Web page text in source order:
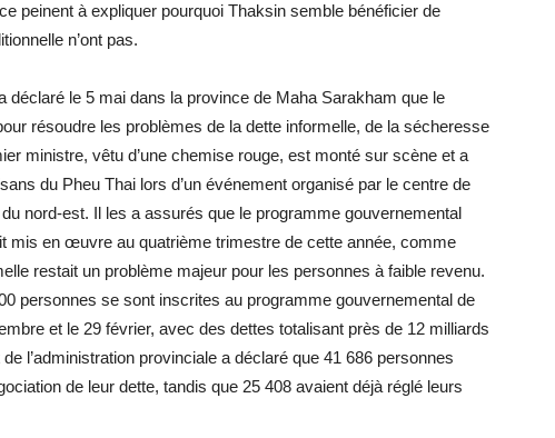
peinent à expliquer pourquoi Thaksin semble bénéficier de
n’ont pas.
déclaré le 5 mai dans la province de Maha Sarakham que le
résoudre les problèmes de la dette informelle, de la sécheresse
ministre, vêtu d’une chemise rouge, est monté sur scène et a
du Pheu Thai lors d’un événement organisé par le centre de
nord-est. Il les a assurés que le programme gouvernemental
mis en œuvre au quatrième trimestre de cette année, comme
restait un problème majeur pour les personnes à faible revenu.
personnes se sont inscrites au programme gouvernemental de
et le 29 février, avec des dettes totalisant près de 12 milliards
l’administration provinciale a déclaré que 41 686 personnes
de leur dette, tandis que 25 408 avaient déjà réglé leurs